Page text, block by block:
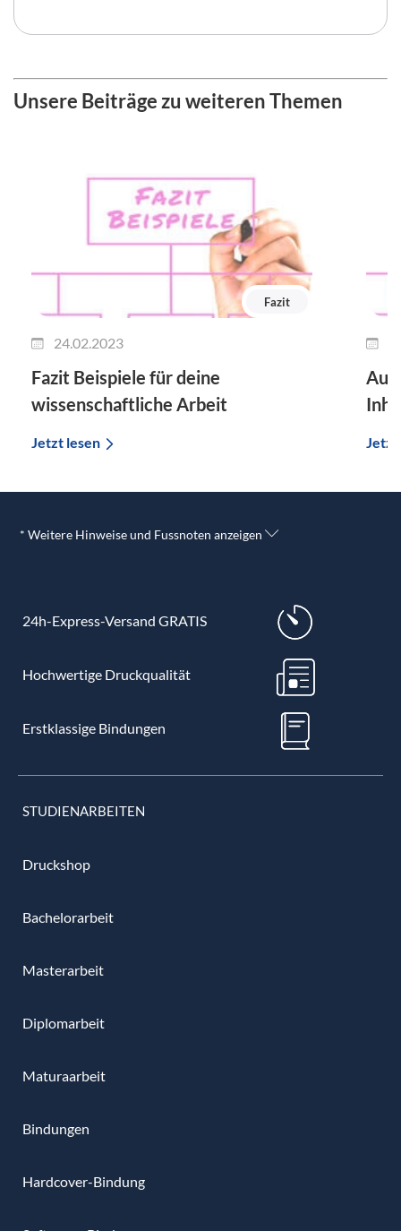
Unsere Beiträge zu weiteren Themen
Fazit
24.02.2023
Fazit Beispiele für deine
wissenschaftliche Arbeit
Jetzt lesen
* Weitere Hinweise und Fussnoten anzeigen
24h-Express-Versand GRATIS
Hochwertige Druckqualität
Erstklassige Bindungen
STUDIENARBEITEN
Druckshop
Bachelorarbeit
Masterarbeit
Diplomarbeit
Maturaarbeit
Bindungen
Hardcover-Bindung